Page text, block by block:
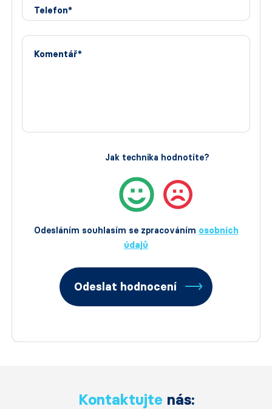
Telefon*
Komentář*
Odesláním souhlasím se zpracováním osobních
údajů
Jak technika hodnotíte?
Odeslat hodnocení
Kontaktujte nás: